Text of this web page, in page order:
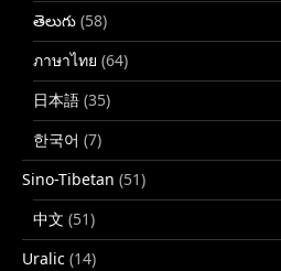
తెలుగు (58)
ภาษาไทย (64)
日本語 (35)
한국어 (7)
Sino-Tibetan (51)
中文 (51)
Uralic (14)